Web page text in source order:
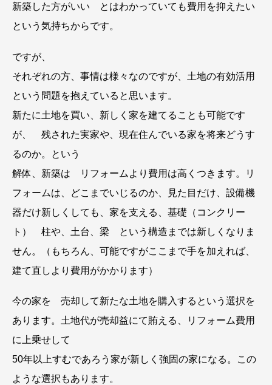
新築した方がいい とはわかっていても費用を抑えたい
という気持ちからです。
ですが、
それぞれの方、事情は様々なのですが、土地の有効活用
という問題を抱えていると思います。
新たに土地を買い、新しく家を建てることも可能です
が、 残された実家や、現在住んでいる家を将来どうす
るのか。という
解体、新築は リフォームより費用は高くつきます。リ
フォームは、どこまでいじるのか、見た目だけ、設備機
器だけ新しくしても、家を支える、基礎（コンクリー
ト） 柱や、土台、梁 という構造までは新しくなりま
せん。（もちろん、可能ですがここまで手を加えれば、
建て直しより費用がかかります）
今の家を 売却して新たな土地を購入するという選択を
あります。土地代が売却益にて賄える、リフォーム費用
に上乗せして
50年以上すむであろう家が新しく強固の家になる。この
ような選択もあります。